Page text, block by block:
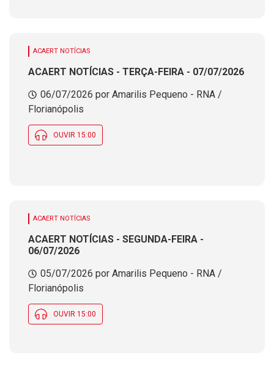
ACAERT NOTÍCIAS
ACAERT NOTÍCIAS - TERÇA-FEIRA - 07/07/2026
06/07/2026 por Amarilis Pequeno - RNA /
Florianópolis
OUVIR 15:00
ACAERT NOTÍCIAS
ACAERT NOTÍCIAS - SEGUNDA-FEIRA -
06/07/2026
05/07/2026 por Amarilis Pequeno - RNA /
Florianópolis
OUVIR 15:00